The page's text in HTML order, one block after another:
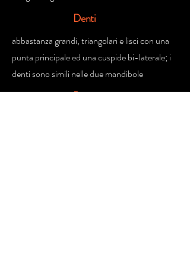
Denti
abbastanza grandi, triangolari e lisci con una
punta principale ed una cuspide bi-laterale; i
denti sono simili nelle due mandibole
Rapporti